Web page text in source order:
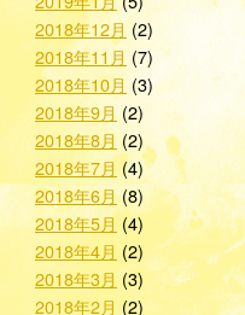
2018年12月 (2)
2018年11月 (7)
2018年10月 (3)
2018年9月(2)
2018年8月 (2)
2018年7月 (4)
2018年6月(8)
2018年5月 (4)
2018年4月 (2)
2018年3月 (3)
2018年2月 (2)